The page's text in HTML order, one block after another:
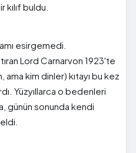
buldu.
esirgemedi.
Lord Carnarvon 1923'te
kim dinler) kıtayı bu kez
Yüzyıllarca o bedenleri
günün sonunda kendi